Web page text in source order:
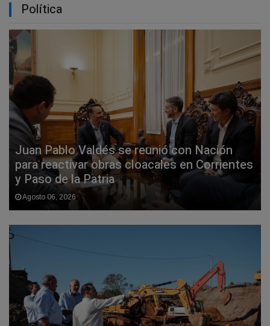
Política
Juan Pablo Valdés se reunió con Nación
para reactivar obras cloacales en Corrientes
y Paso de la Patria
Agosto 06, 2026